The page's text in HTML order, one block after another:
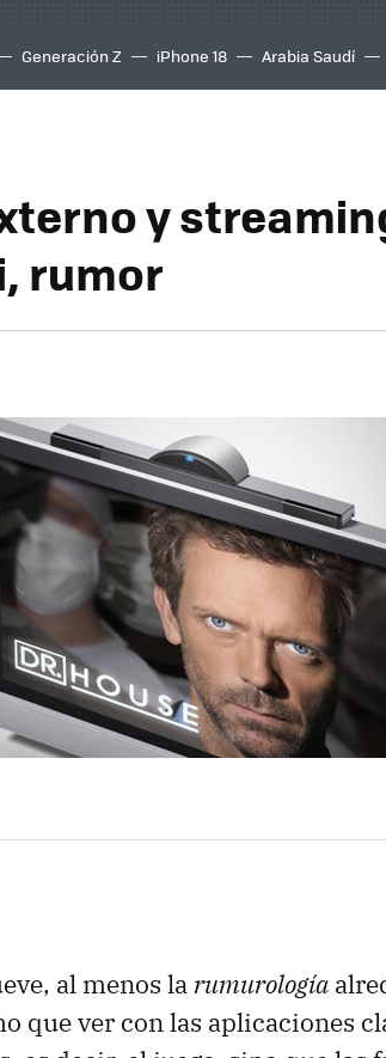
Generación Z iPhone 18 Arabia Saudí
y
rumor
al menos la rumurología
que ver con las aplicaciones